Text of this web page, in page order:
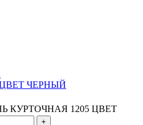
ЧЕРНЫЙ
КУРТОЧНАЯ 1205 ЦВЕТ